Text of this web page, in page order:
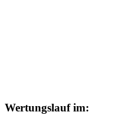
Wertungslauf im: